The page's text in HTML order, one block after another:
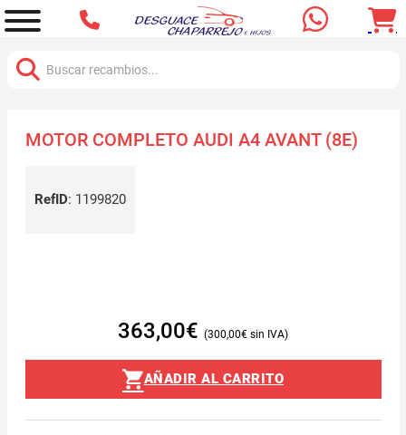
MOTOR COMPLETO AUDI A4 AVANT (8E)
RefID: 1199820
363,00€ 300,00€
AÑADIR AL CARRITO